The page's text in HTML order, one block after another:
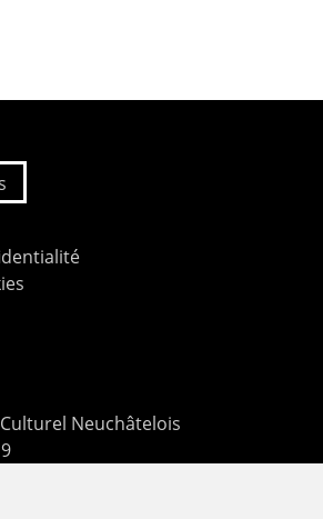
Neuchâtelois